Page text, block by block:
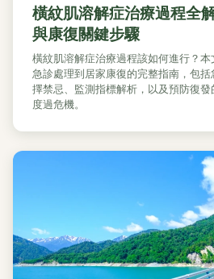
橫紋肌溶解症治療過程全
與康復關鍵步驟
橫紋肌溶解症治療過程該如何進行？
急診處理到居家康復的完整指南，包
擇禁忌、監測指標解析，以及預防復
度過危機。